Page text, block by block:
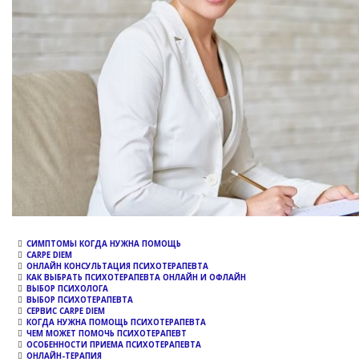
СИМПТОМЫ КОГДА НУЖНА ПОМОЩЬ
CARPE DIEM
ОНЛАЙН КОНСУЛЬТАЦИЯ ПСИХОТЕРАПЕВТА
КАК ВЫБРАТЬ ПСИХОТЕРАПЕВТА ОНЛАЙН И ОФЛАЙН
ВЫБОР ПСИХОЛОГА
ВЫБОР ПСИХОТЕРАПЕВТА
СЕРВИС CARPE DIEM
КОГДА НУЖНА ПОМОЩЬ ПСИХОТЕРАПЕВТА
ЧЕМ МОЖЕТ ПОМОЧЬ ПСИХОТЕРАПЕВТ
ОСОБЕННОСТИ ПРИЕМА ПСИХОТЕРАПЕВТА
ОНЛАЙН-ТЕРАПИЯ